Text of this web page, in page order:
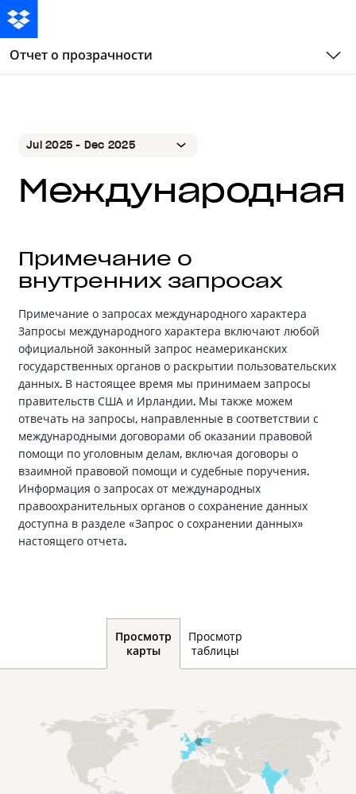
Отчет о прозрачности
Jul 2025 - Dec 2025
Jan 2025 - Jun 2025
Jul 2023 - Dec 2023
Jan 2023 - Jun 2023
Jul 2022 - Dec 2022
Jan 2022 - Jun 2022
Jul 2021 - Dec 2021
Jan 2021 - Jun 2021
июль 2020 - дек. 2020
янв. 2020 - июнь 2020
июль 2019 - дек. 2019
янв. 2019 - июнь 2019
июль 2018 - дек. 2018
Янв. 2018 - июнь 2018
июль 2015 - дек. 2015
янв. 2014 - июнь 2014
янв. 2013 - дек. 2013
янв. 2012 - дек. 2012
Международная
Примечание о
внутренних запросах
Примечание о запросах международного характера
Запросы международного характера включают любой
официальной законный запрос неамериканских
государственных органов о раскрытии пользовательских
данных. В настоящее время мы принимаем запросы
правительств США и Ирландии. Мы также можем
отвечать на запросы, направленные в соответствии с
международными договорами об оказании правовой
помощи по уголовным делам, включая договоры о
взаимной правовой помощи и судебные поручения.
Информация о запросах от международных
правоохранительных органов о сохранение данных
доступна в разделе «Запрос о сохранении данных»
настоящего отчета.
Просмотр
карты
Просмотр
таблицы